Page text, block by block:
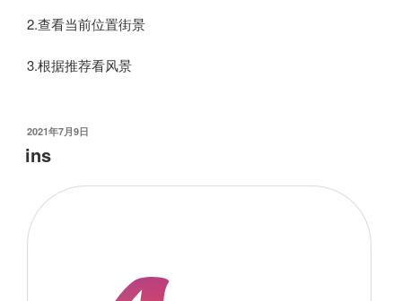
2.查看当前位置街景
3.根据推荐看风景
发
布
于
2021年7月9日
ins